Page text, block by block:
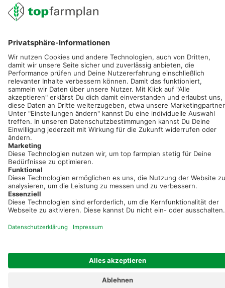
service@topfarmplan.de
Sei immer auf dem Laufenden!
Neue Features, spannende Tipps und hilfreiche Anleitungen!
Registriere dich kostenlos!
einfach und bequem!
Kostenlos registrieren & sofort starten
Impressum Kontakt & Hilfe